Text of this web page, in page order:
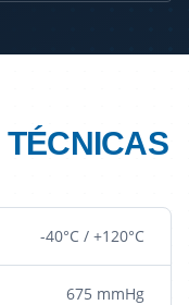
TÉCNICAS
-40°C / +120°C
675 mmHg